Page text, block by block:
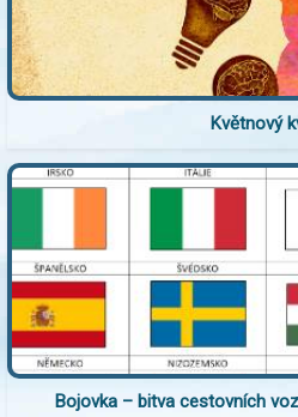
Květnový
Bojovka – bitva cestovních